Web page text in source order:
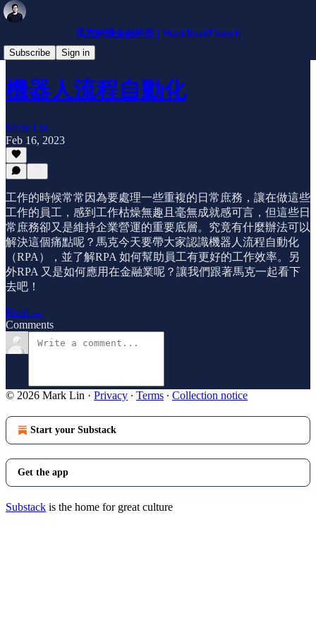
馬克解讀金融科技 | MarkReadFintech
Subscribe
Sign in
小知識
機器人流程自動化
Mark Lin
Feb 16, 2023
工作的時候常常因為要處理一些重複的日常庶務，讓在做這些
工作的員工，感到工作枯燥無趣且毫無成就感可言，但這些日
常庶務卻又是維持企業營運的重要底層。究竟有什麼辦法可以
解決這個痛點呢？馬克今天要帶大家認識機器人流程自動化
（RPA），並了解RPA 如何幫助員工有更好的工作效率。另
外RPA 又是如何應用在金融業呢？讓我們跟著馬克一起看下
去吧！
Read →
Comments
© 2026 Mark Lin · Privacy ∙ Terms ∙ Collection notice
Start your Substack
Get the app
Substack is the home for great culture